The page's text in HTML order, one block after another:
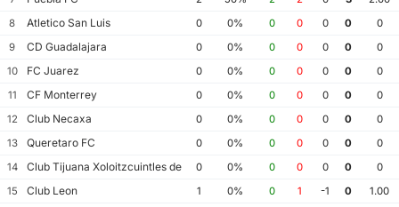
8
Atletico San Luis 0 0% 0 0 0 0
0
9
CD Guadalajara 0 0% 0 0 0 0
0
10
FC Juarez 0 0% 0 0 0 0
0
11
CF Monterrey 0 0% 0 0 0 0
0
12
Club Necaxa 0 0% 0 0 0 0
0
13
Queretaro FC 0 0% 0 0 0 0
0
14
Club Tijuana Xoloitzcuintles de Caliente
0 0% 0 0 0 0
0
15
Club Leon 1 0% 0 1 -1 0
1.00